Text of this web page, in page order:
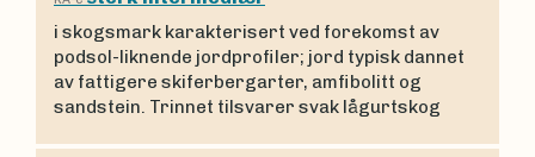
i skogsmark karakterisert ved forekomst av
podsol-liknende jordprofiler; jord typisk dannet
av fattigere skiferbergarter, amfibolitt og
sandstein. Trinnet tilsvarer svak lågurtskog